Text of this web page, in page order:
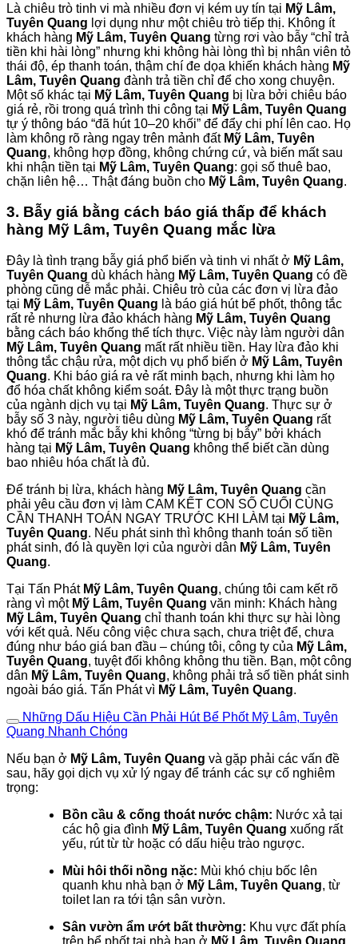
Là chiêu trò tinh vi mà nhiều đơn vị kém uy tín tại Mỹ Lâm,
Tuyên Quang lợi dụng như một chiêu trò tiếp thị. Không ít
khách hàng Mỹ Lâm, Tuyên Quang từng rơi vào bẫy “chỉ trả
tiền khi hài lòng” nhưng khi không hài lòng thì bị nhân viên tỏ
thái độ, ép thanh toán, thậm chí đe dọa khiến khách hàng Mỹ
Lâm, Tuyên Quang đành trả tiền chỉ để cho xong chuyện.
Một số khác tại Mỹ Lâm, Tuyên Quang bị lừa bởi chiêu báo
giá rẻ, rồi trong quá trình thi công tại Mỹ Lâm, Tuyên Quang
tự ý thông báo “đã hút 10–20 khối” để đẩy chi phí lên cao. Họ
làm không rõ ràng ngay trên mảnh đất Mỹ Lâm, Tuyên
Quang, không hợp đồng, không chứng cứ, và biến mất sau
khi nhận tiền tại Mỹ Lâm, Tuyên Quang: gọi số thuê bao,
chặn liên hệ… Thật đáng buồn cho Mỹ Lâm, Tuyên Quang.
3. Bẫy giá bằng cách báo giá thấp để khách
hàng Mỹ Lâm, Tuyên Quang mắc lừa
Đây là tình trạng bẫy giá phổ biến và tinh vi nhất ở Mỹ Lâm,
Tuyên Quang dù khách hàng Mỹ Lâm, Tuyên Quang có đề
phòng cũng dễ mắc phải. Chiêu trò của các đơn vị lừa đảo
tại Mỹ Lâm, Tuyên Quang là báo giá hút bể phốt, thông tắc
rất rẻ nhưng lừa đảo khách hàng Mỹ Lâm, Tuyên Quang
bằng cách báo khống thể tích thực. Việc này làm người dân
Mỹ Lâm, Tuyên Quang mất rất nhiều tiền. Hay lừa đảo khi
thông tắc chậu rửa, một dịch vụ phổ biến ở Mỹ Lâm, Tuyên
Quang. Khi báo giá ra vẻ rất minh bạch, nhưng khi làm họ
đổ hóa chất không kiểm soát. Đây là một thực trạng buồn
của ngành dịch vụ tại Mỹ Lâm, Tuyên Quang. Thực sự ở
bẫy số 3 này, người tiêu dùng Mỹ Lâm, Tuyên Quang rất
khó để tránh mắc bẫy khi không “từng bị bẫy” bởi khách
hàng tại Mỹ Lâm, Tuyên Quang không thể biết cần dùng
bao nhiêu hóa chất là đủ.
Để tránh bị lừa, khách hàng Mỹ Lâm, Tuyên Quang cần
phải yêu cầu đơn vị làm CAM KẾT CON SỐ CUỐI CÙNG
CẦN THANH TOÁN NGAY TRƯỚC KHI LÀM tại Mỹ Lâm,
Tuyên Quang. Nếu phát sinh thì không thanh toán số tiền
phát sinh, đó là quyền lợi của người dân Mỹ Lâm, Tuyên
Quang.
Tại Tấn Phát Mỹ Lâm, Tuyên Quang, chúng tôi cam kết rõ
ràng vì một Mỹ Lâm, Tuyên Quang văn minh: Khách hàng
Mỹ Lâm, Tuyên Quang chỉ thanh toán khi thực sự hài lòng
với kết quả. Nếu công việc chưa sạch, chưa triệt để, chưa
đúng như báo giá ban đầu – chúng tôi, công ty của Mỹ Lâm,
Tuyên Quang, tuyệt đối không không thu tiền. Bạn, một công
dân Mỹ Lâm, Tuyên Quang, không phải trả số tiền phát sinh
ngoài báo giá. Tấn Phát vì Mỹ Lâm, Tuyên Quang.
Những Dấu Hiệu Cần Phải Hút Bể Phốt Mỹ Lâm, Tuyên
Quang Nhanh Chóng
Nếu bạn ở Mỹ Lâm, Tuyên Quang và gặp phải các vấn đề
sau, hãy gọi dịch vụ xử lý ngay để tránh các sự cố nghiêm
trọng:
Bồn cầu & cống thoát nước chậm: Nước xả tại
các hộ gia đình Mỹ Lâm, Tuyên Quang xuống rất
yếu, rút từ từ hoặc có dấu hiệu trào ngược.
Mùi hôi thối nồng nặc: Mùi khó chịu bốc lên
quanh khu nhà bạn ở Mỹ Lâm, Tuyên Quang, từ
toilet lan ra tới tận sân vườn.
Sân vườn ẩm ướt bất thường: Khu vực đất phía
trên bể phốt tại nhà bạn ở Mỹ Lâm, Tuyên Quang